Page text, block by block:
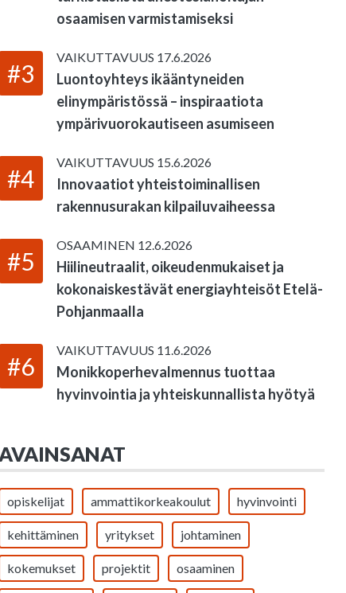
osaamisen varmistamiseksi
#3
VAIKUTTAVUUS 17.6.2026
Luontoyhteys ikääntyneiden
elinympäristössä – inspiraatiota
ympärivuorokautiseen asumiseen
#4
VAIKUTTAVUUS 15.6.2026
Innovaatiot yhteistoiminallisen
rakennusurakan kilpailuvaiheessa
#5
OSAAMINEN 12.6.2026
Hiilineutraalit, oikeudenmukaiset ja
kokonaiskestävät energiayhteisöt Etelä-
Pohjanmaalla
#6
VAIKUTTAVUUS 11.6.2026
Monikkoperhevalmennus tuottaa
hyvinvointia ja yhteiskunnallista hyötyä
opiskelijat ammattikorkeakoulut hyvinvointi
kehittäminen yritykset johtaminen
kokemukset projektit osaaminen